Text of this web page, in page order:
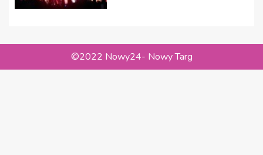
©2022 Nowy24- Nowy Targ